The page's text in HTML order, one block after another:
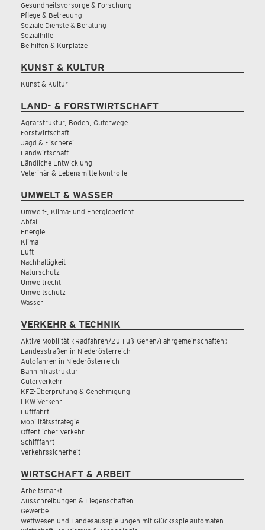
Gesundheitsvorsorge & Forschung
Pflege & Betreuung
Soziale Dienste & Beratung
Sozialhilfe
Beihilfen & Kurplätze
KUNST & KULTUR
Kunst & Kultur
LAND- & FORSTWIRTSCHAFT
Agrarstruktur, Boden, Güterwege
Forstwirtschaft
Jagd & Fischerei
Landwirtschaft
Ländliche Entwicklung
Veterinär & Lebensmittelkontrolle
UMWELT & WASSER
Umwelt-, Klima- und Energiebericht
Abfall
Energie
Klima
Luft
Nachhaltigkeit
Naturschutz
Umweltrecht
Umweltschutz
Wasser
VERKEHR & TECHNIK
Aktive Mobilität (Radfahren/Zu-Fuß-Gehen/Fahrgemeinschaften)
Landesstraßen in Niederösterreich
Autofahren in Niederösterreich
Bahninfrastruktur
Güterverkehr
KFZ-Überprüfung & Genehmigung
LKW Verkehr
Luftfahrt
Mobilitätsstrategie
Öffentlicher Verkehr
Schifffahrt
Verkehrssicherheit
WIRTSCHAFT & ARBEIT
Arbeitsmarkt
Ausschreibungen & Liegenschaften
Gewerbe
Wettwesen und Landesausspielungen mit Glücksspielautomaten